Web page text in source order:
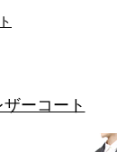
ザーコート